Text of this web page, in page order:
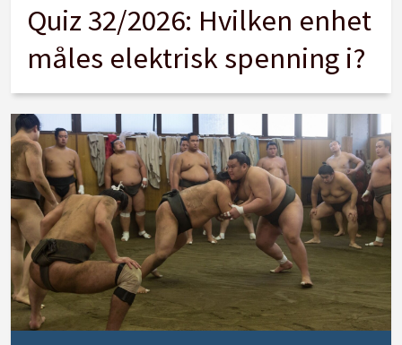
Quiz 32/2026: Hvilken enhet
måles elektrisk spenning i?